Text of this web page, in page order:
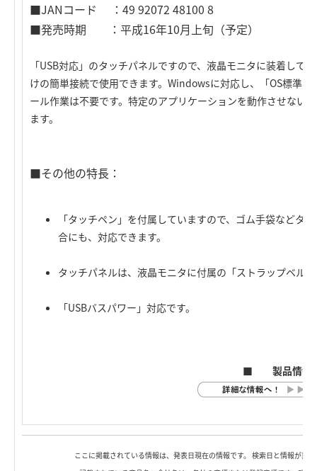
■JANコード ：49 92072 48100 8
■発売時期 ：平成16年10月上旬（予定）
「USB対応」のタッチパネルですので、液晶モニタに装着して
けの簡単接続で使用できます。Windowsに対応し、「OS標準
ール作業は不要です。特定のアプリケーションを動作させない
ます。
■その他の特長：
「タッチペン」を付属していますので、ゴム手袋などタ
合にも、対応できます。
タッチパネルは、液晶モニタに付属の「ストラップベル
「USBバスパワー」対応です。
■ 製品情
ここに掲載されている情報は、発表日現在の情報です。 検索日と情報が異